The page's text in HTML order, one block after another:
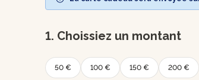
1. Choissiez un montant
50 € 100 € 150 € 200 €